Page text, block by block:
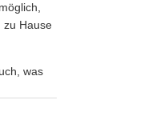
zu Hause
was